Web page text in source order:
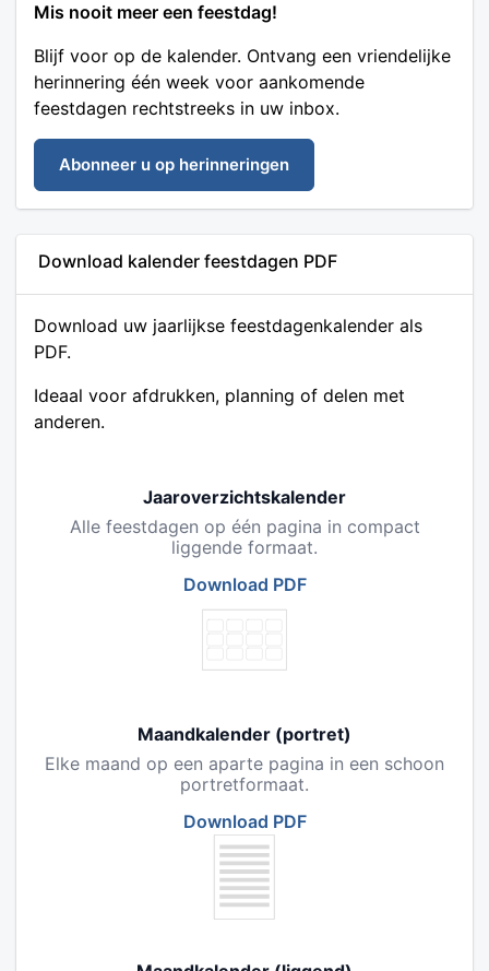
Mis nooit meer een feestdag!
Blijf voor op de kalender. Ontvang een vriendelijke
herinnering één week voor aankomende
feestdagen rechtstreeks in uw inbox.
Abonneer u op herinneringen
Download kalender feestdagen PDF
Download uw jaarlijkse feestdagenkalender als
PDF.
Ideaal voor afdrukken, planning of delen met
anderen.
Jaaroverzichtskalender
Alle feestdagen op één pagina in compact
liggende formaat.
Download PDF
Maandkalender (portret)
Elke maand op een aparte pagina in een schoon
portretformaat.
Download PDF